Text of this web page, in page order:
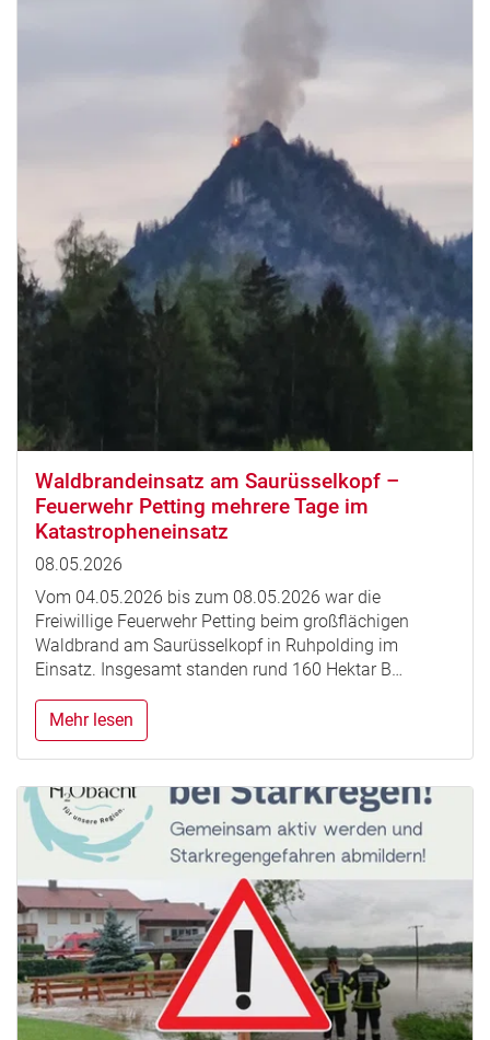
Waldbrandeinsatz am Saurüsselkopf –
Feuerwehr Petting mehrere Tage im
Katastropheneinsatz
08.05.2026
Vom 04.05.2026 bis zum 08.05.2026 war die
Freiwillige Feuerwehr Petting beim großflächigen
Waldbrand am Saurüsselkopf in Ruhpolding im
Einsatz. Insgesamt standen rund 160 Hektar B…
Mehr lesen